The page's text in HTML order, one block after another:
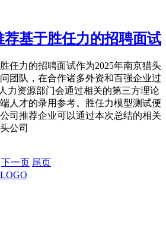
基于胜任力的招聘面试
任力的招聘面试作为2025年南京猎头
团队，在合作诸多外资和百强企业过
力资源部门会通过相关的第三方理论
人才的录用参考。胜任力模型测试便
司推荐企业可以通过本次总结的相关
公司
下一页 尾页